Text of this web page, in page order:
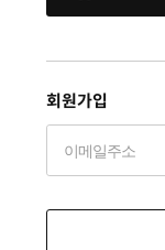
회원가입